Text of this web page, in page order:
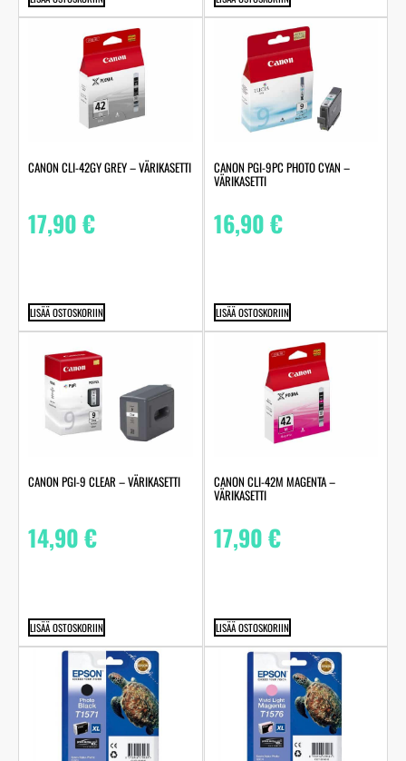
CANON CLI-42GY GREY – VÄRIKASETTI
17,90€
LISÄÄ OSTOSKORIIN
CANON PGI-9PC PHOTO CYAN –
VÄRIKASETTI
16,90€
LISÄÄ OSTOSKORIIN
CANON PGI-9 CLEAR – VÄRIKASETTI
14,90€
LISÄÄ OSTOSKORIIN
CANON CLI-42M MAGENTA –
VÄRIKASETTI
17,90€
LISÄÄ OSTOSKORIIN